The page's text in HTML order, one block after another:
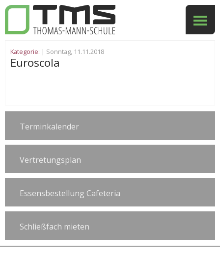
Kategorie: | Sonntag, 11.11.2018
Euroscola
Terminkalender
Vertretungsplan
Essensbestellung Cafeteria
Schließfach mieten